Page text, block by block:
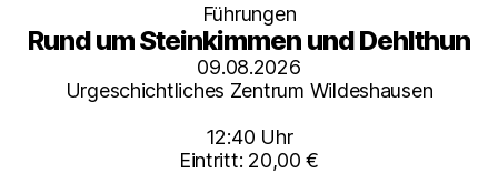
Führungen
Rund um Steinkimmen und Dehlthun
09.08.2026
Urgeschichtliches Zentrum Wildeshausen
12:40 Uhr
Eintritt: 20,00 €